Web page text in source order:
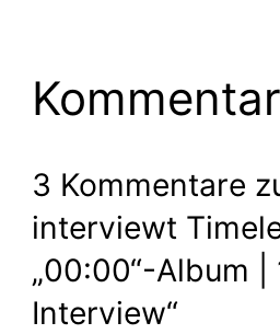
3 Kommentare
interviewt
„00:00“-Album |
Interview“